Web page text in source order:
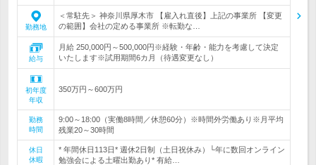
勤務地
＜常駐先＞ 神奈川県厚木市 【雇入れ直後】上記の事業所 【変更
の範囲】会社の定める事業所 ※転勤な…
給与
月給 250,000円～500,000円※経験・年齢・能力を考慮して決定
いたします※試用期間6カ月（待遇変更なし）
初年度
年収
350万円～600万円
勤務
時間
9:00～18:00（実働8時間／休憩60分）※時間外労働あり※月平均
残業20～30時間
休日
休暇
* 年間休日113日* 週休2日制（土日祝休み）└年に数回オンライン
勉強会による土曜出勤あり* 有給…